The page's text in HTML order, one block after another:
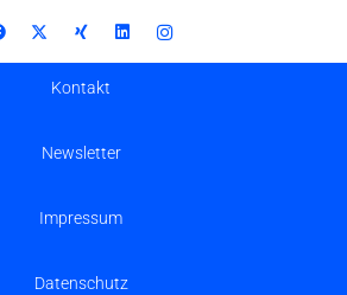
Kontakt
Newsletter
Impressum
Datenschutz